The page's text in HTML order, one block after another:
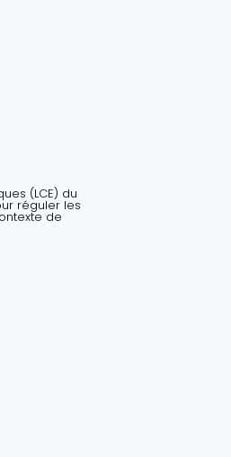
(LCE) du
réguler les
de